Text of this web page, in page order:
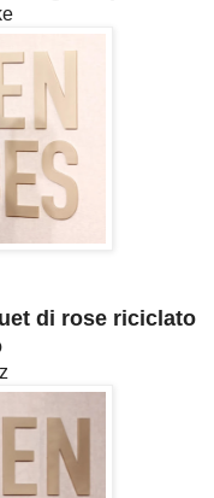
di rose riciclato